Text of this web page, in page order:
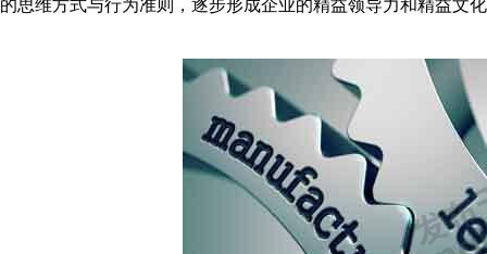
的思维方式与行为准则，逐步形成企业的精益领导力和精益文